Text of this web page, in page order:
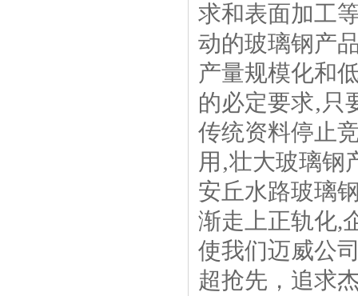
求和表面加工
动的玻璃钢产
产量规模化和
的必定要求‚只
传统资料停止
用‚壮大玻璃钢
安丘水路玻璃
渐走上正轨化,
使我们迈威公
超抢先，追求